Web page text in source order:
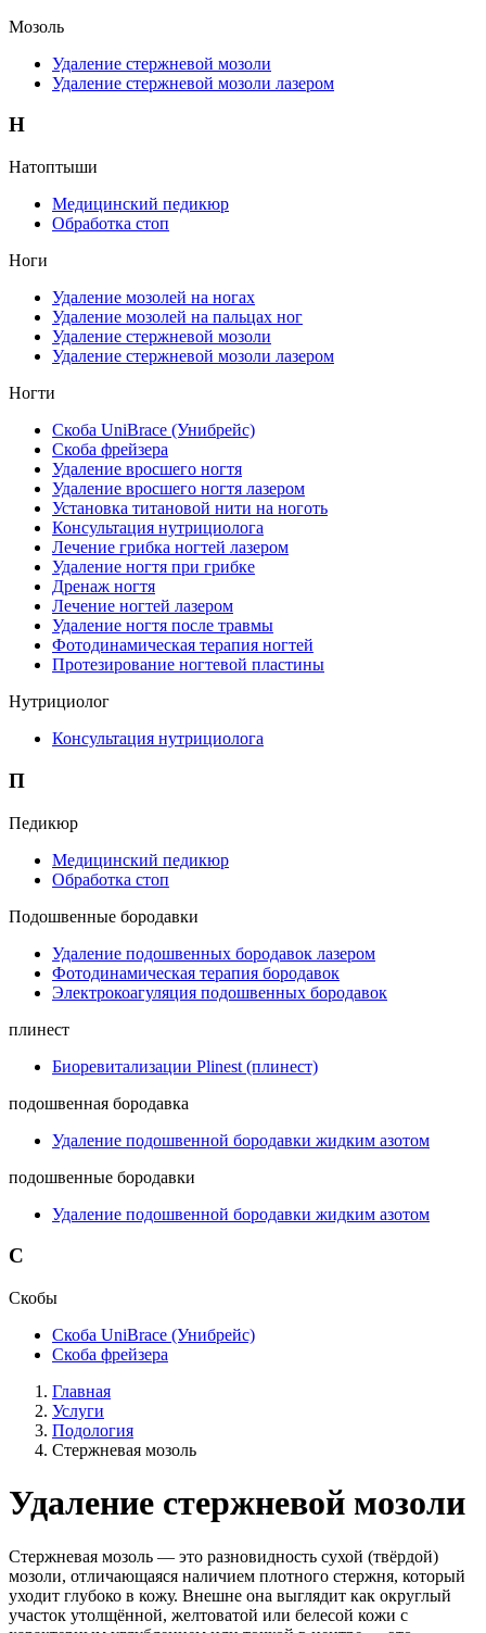
Мозоль
Удаление стержневой мозоли
Удаление стержневой мозоли лазером
Н
Натоптыши
Медицинский педикюр
Обработка стоп
Ноги
Удаление мозолей на ногах
Удаление мозолей на пальцах ног
Удаление стержневой мозоли
Удаление стержневой мозоли лазером
Ногти
Скоба UniBrace (Унибрейс)
Скоба фрейзера
Удаление вросшего ногтя
Удаление вросшего ногтя лазером
Установка титановой нити на ноготь
Консультация нутрициолога
Лечение грибка ногтей лазером
Удаление ногтя при грибке
Дренаж ногтя
Лечение ногтей лазером
Удаление ногтя после травмы
Фотодинамическая терапия ногтей
Протезирование ногтевой пластины
Нутрициолог
Консультация нутрициолога
П
Педикюр
Медицинский педикюр
Обработка стоп
Подошвенные бородавки
Удаление подошвенных бородавок лазером
Фотодинамическая терапия бородавок
Электрокоагуляция подошвенных бородавок
плинест
Биоревитализации Plinest (плинест)
подошвенная бородавка
Удаление подошвенной бородавки жидким азотом
подошвенные бородавки
Удаление подошвенной бородавки жидким азотом
С
Скобы
Скоба UniBrace (Унибрейс)
Скоба фрейзера
Главная
Услуги
Подология
Стержневая мозоль
Удаление стержневой мозоли
Стержневая мозоль — это разновидность сухой (твёрдой)
мозоли, отличающаяся наличием плотного стержня, который
уходит глубоко в кожу. Внешне она выглядит как округлый
участок утолщённой, желтоватой или белесой кожи с